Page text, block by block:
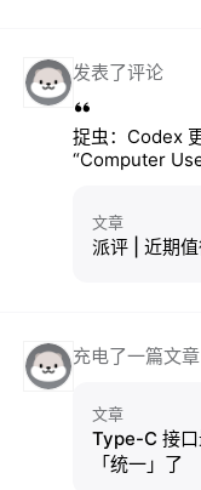
发表了评论
捉虫：Codex
“Computer
文章
派评 | 近期
充电了一篇文章
文章
Type-C 接口
「统一」了